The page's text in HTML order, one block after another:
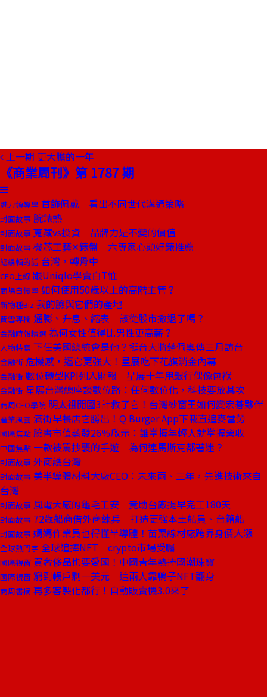
上一期 更大膽的一年
《商業周刊》第 1787 期
魅力領導學 首飾佩戴 看出不同世代溝通策略
封面故事 腕錶熱
封面故事 蒐藏vs投資 品牌力是不變的價值
封面故事 機芯工藝✕錶盤 六專家心頭好錶推薦
總編輯的話 台灣，轉骨中
CEO上線 跟Uniqlo學賣白T恤
商場自慢塾 如何使用50歲以上的高階主管？
新物種Biz 我的臉與它們的產地
費雪專欄 通膨、升息、縮表 該從股市撤退了嗎？
金融時報精選 為何女性值得比男性更高薪？
人物特寫 下任美國總統會是他？挺台大將蓬佩奧傳三月訪台
金融街 危機感，逼它更強大！星展吃下花旗消金內幕
金融街 數位轉型KPI列入財報 星展十年甩銀行偶像包袱
金融街 星展台灣總座談數位路：任何數位化，科技要放其次
商周CEO學院 明太祖開國3計救了它！台灣紗窗王如何變宏碁夥伴
產業風雲 滿街早餐店它勝出！Q Burger App下載直追麥當勞
國際焦點 臉書市值蒸發26％啟示：誰掌握年輕人就掌握營收
中國焦點 一款被罵抄襲的手遊 為何連馬斯克都著迷？
封面故事 外商護台灣
封面故事 美半導體材料大廠CEO：未來兩、三年，先進技術來自
台灣
封面故事 風電大廠的龜毛工安 竟助台廠提早完工180天
封面故事 72歲船商借外商練兵 打造更強本土船員、台籍船
封面故事 媽媽作業員也得懂半導體！苗栗線材廠跨界身價大漲
全球熱門字 全球追捧NFT crypto市場受矚
國際視窗 買奢侈品也要愛國！中國青年熱捧國潮珠寶
國際視窗 窮到帳戶剩一美元 這兩人靠鴨子NFT翻身
商周書摘 再多客製化都行！自動販賣機3.0來了